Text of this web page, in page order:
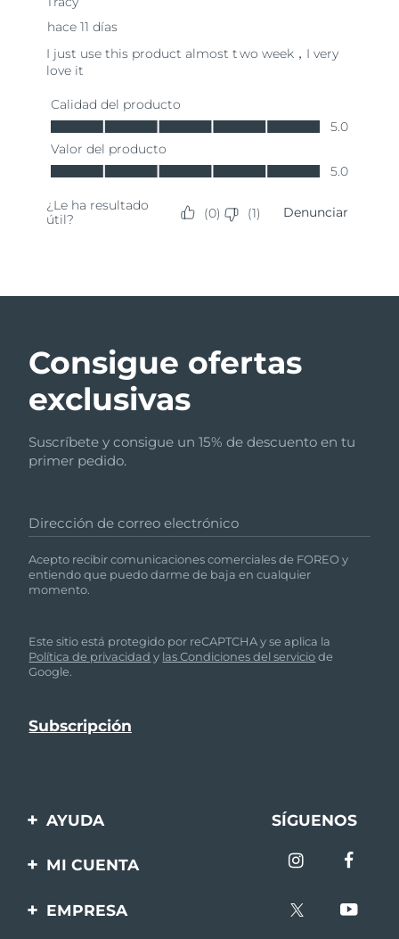
Consigue ofertas
exclusivas
Suscríbete y consigue un 15% de descuento en tu
primer pedido.
Dirección de correo electrónico
Acepto recibir comunicaciones comerciales de FOREO y
entiendo que puedo darme de baja en cualquier
momento.
Este sitio está protegido por reCAPTCHA y se aplica la
Política de privacidad y las Condiciones del serviciode
Google.
AYUDA
Contáctanos
SÍGUENOS
MI CUENTA
Registro de productos
EMPRESA